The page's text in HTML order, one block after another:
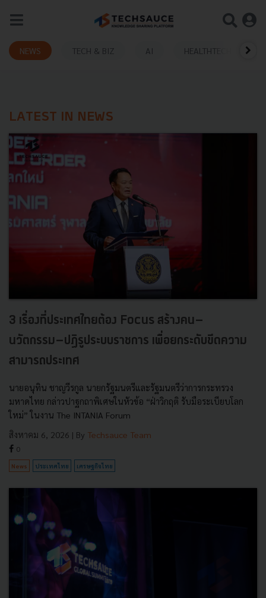
NEWS TECH & BIZ AI HEALTHTECH
LATEST IN NEWS
3 เรื่องที่ประเทศไทยต้อง Focus สร้างคน–
นวัตกรรม–ปฏิรูประบบราชการ เพื่อยกระดับขีดความ
สามารถประเทศ
นายอนุทิน ชาญวีรกูล นายกรัฐมนตรีและรัฐมนตรีว่าการกระทรวง
มหาดไทย กล่าวปาฐกถาพิเศษในหัวข้อ “ฝ่าวิกฤติ รับมือระเบียบโลก
ใหม่” ในงาน The INTANIA Forum
สิงหาคม 6, 2026 | By Techsauce Team
0
News ประเทศไทย เศรษฐกิจไทย